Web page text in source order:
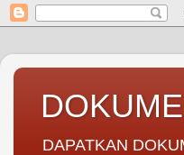
DAPATKAN